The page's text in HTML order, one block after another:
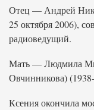
Отец — Андрей
25 октября 2006),
радиоведущий.
Мать — Людмила
Овчинникова)
Ксения окончила